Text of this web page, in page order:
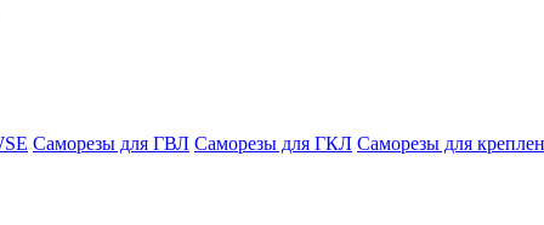
Саморезы для ГВЛ Саморезы для ГКЛ Саморезы для